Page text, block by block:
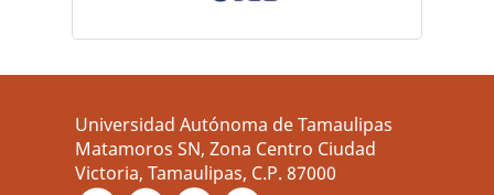
Universidad Autónoma de Tamaulipas
Matamoros SN, Zona Centro Ciudad
Victoria, Tamaulipas, C.P. 87000